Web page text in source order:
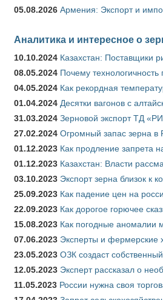
05.08.2026 Армения: Экспорт и
Аналитика и интересное о
10.10.2024 Казахстан: Поставщики
08.05.2024 Почему технологичность
04.05.2024 Как рекордная
01.04.2024 Десятки вагонов с
31.03.2024 Зерновой экспорт ТД
27.02.2024 Огромный запас зерна в
01.12.2023 Как продление запрета
01.12.2023 Казахстан: Власти
03.10.2023 Экспорт зерна близок к
25.09.2023 Как падение цен на
22.09.2023 Как дорогое горючее
15.08.2023 Как погодные аномалии
07.06.2023 Эксперты и фермерские
23.05.2023 ОЗК создаст
12.05.2023 Эксперт рассказал о
11.05.2023 России нужна своя